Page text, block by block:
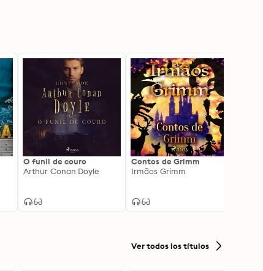
O funil de couro
Arthur Conan Doyle
Contos de Grimm
Irmãos Grimm
Ver todos los títulos